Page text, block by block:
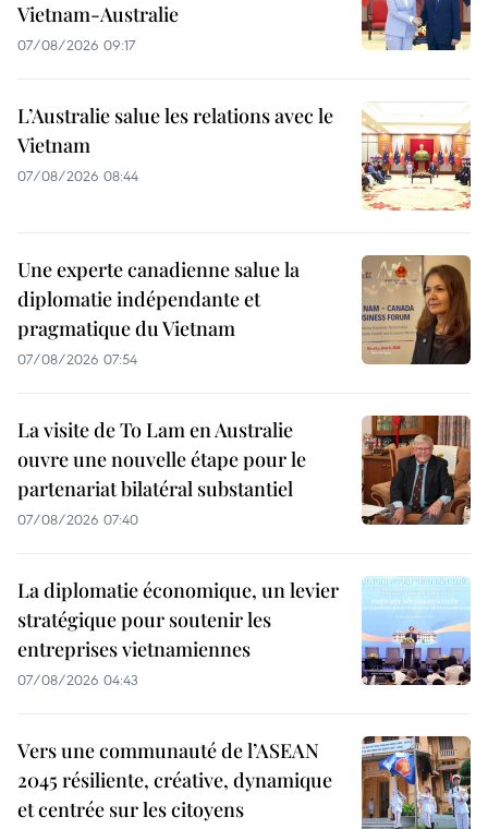
Vietnam-Australie
07/08/2026 09:17
L’Australie salue les relations avec le
Vietnam
07/08/2026 08:44
Une experte canadienne salue la
diplomatie indépendante et
pragmatique du Vietnam
07/08/2026 07:54
La visite de To Lam en Australie
ouvre une nouvelle étape pour le
partenariat bilatéral substantiel
07/08/2026 07:40
La diplomatie économique, un levier
stratégique pour soutenir les
entreprises vietnamiennes
07/08/2026 04:43
Vers une communauté de l’ASEAN
2045 résiliente, créative, dynamique
et centrée sur les citoyens